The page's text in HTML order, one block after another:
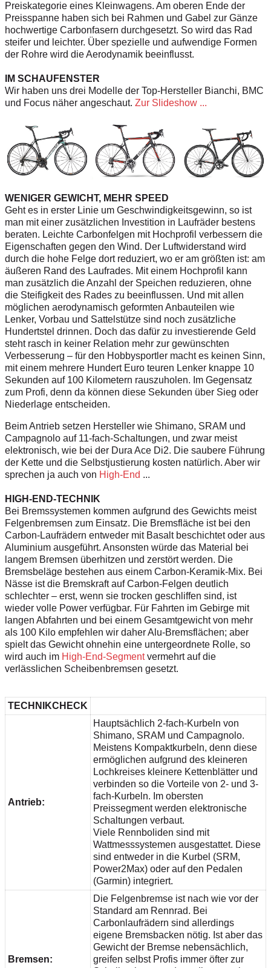
Preiskategorie eines Kleinwagens. Am oberen Ende der
Preisspanne haben sich bei Rahmen und Gabel zur Gänze
hochwertige Carbonfasern durchgesetzt. So wird das Rad
steifer und leichter. Über spezielle und aufwendige Formen
der Rohre wird die Aerodynamik beeinflusst.
IM SCHAUFENSTER
Wir haben uns drei Modelle der Top-Hersteller Bianchi, BMC
und Focus näher angeschaut. Zur Slideshow ...
WENIGER GEWICHT, MEHR SPEED
Geht es in erster Linie um Geschwindigkeitsgewinn, so ist
man mit einer zusätzlichen Investition in Laufräder bestens
beraten. Leichte Carbonfelgen mit Hochprofil verbessern die
Eigenschaften gegen den Wind. Der Luftwiderstand wird
durch die hohe Felge dort reduziert, wo er am größten ist: am
äußeren Rand des Laufrades. Mit einem Hochprofil kann
man zusätzlich die Anzahl der Speichen reduzieren, ohne
die Steifigkeit des Rades zu beeinflussen. Und mit allen
möglichen aerodynamisch geformten Anbauteilen wie
Lenker, Vorbau und Sattelstütze sind noch zusätzliche
Hundertstel drinnen. Doch das dafür zu investierende Geld
steht rasch in keiner Relation mehr zur gewünschten
Verbesserung – für den Hobbysportler macht es keinen Sinn,
mit einem mehrere Hundert Euro teuren Lenker knappe 10
Sekunden auf 100 Kilometern rauszuholen. Im Gegensatz
zum Profi, denn da können diese Sekunden über Sieg oder
Niederlage entscheiden.
Beim Antrieb setzen Hersteller wie Shimano, SRAM und
Campagnolo auf 11-fach-Schaltungen, und zwar meist
elektronisch, wie bei der Dura Ace Di2. Die saubere Führung
der Kette und die Selbstjustierung kosten natürlich. Aber wir
sprechen ja auch von High-End ...
HIGH-END-TECHNIK
Bei Bremssystemen kommen aufgrund des Gewichts meist
Felgenbremsen zum Einsatz. Die Bremsfläche ist bei den
Carbon-Laufrädern entweder mit Basalt beschichtet oder aus
Aluminium ausgeführt. Ansonsten würde das Material bei
langem Bremsen überhitzen und zerstört werden. Die
Bremsbeläge bestehen aus einem Carbon-Keramik-Mix. Bei
Nässe ist die Bremskraft auf Carbon-Felgen deutlich
schlechter – erst, wenn sie trocken geschliffen sind, ist
wieder volle Power verfügbar. Für Fahrten im Gebirge mit
langen Abfahrten und bei einem Gesamtgewicht von mehr
als 100 Kilo empfehlen wir daher Alu-Bremsflächen; aber
spielt das Gewicht ohnehin eine untergeordnete Rolle, so
wird auch im High-End-Segmentvermehrt auf die
verlässlichen Scheibenbremsen gesetzt.
TECHNIKCHECK
Antrieb:
Hauptsächlich 2-fach-Kurbeln von
Shimano, SRAM und Campagnolo.
Meistens Kompaktkurbeln, denn diese
ermöglichen aufgrund des kleineren
Lochkreises kleinere Kettenblätter und
verbinden so die Vorteile von 2- und 3-
fach-Kurbeln. Im obersten
Preissegment werden elektronische
Schaltungen verbaut.
Viele Rennboliden sind mit
Wattmesssystemen ausgestattet. Diese
sind entweder in die Kurbel (SRM,
Power2Max) oder auf den Pedalen
(Garmin) integriert.
Bremsen:
Die Felgenbremse ist nach wie vor der
Standard am Rennrad. Bei
Carbonlaufrädern sind allerdings
eigene Bremsbacken nötig. Ist aber das
Gewicht der Bremse nebensächlich,
greifen selbst Profis immer öfter zur